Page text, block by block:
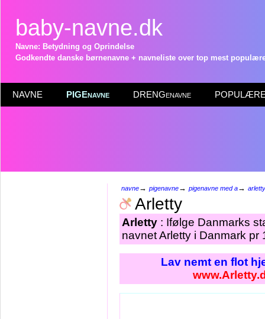
baby-navne.dk
Navne: Betydning og Oprindelse
Godkendte danske børnenavne + navneliste over top mest
NAVNE PIGEnavne DRENGenavne POPULÆRE
navne→ pigenavne→ pigenavne med a→ arletty
Arletty
Arletty : Ifølge Danmarks
navnet Arletty i Danmark pr
Lav nemt en flot